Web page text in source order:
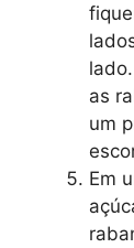
as
um
Em